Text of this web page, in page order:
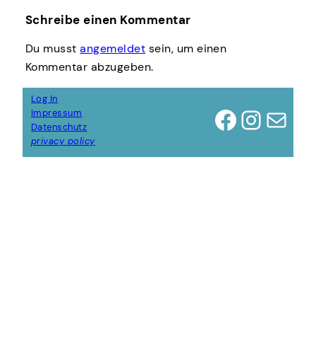
Schreibe einen Kommentar
Du musstangemeldet sein, um einen
Kommentar abzugeben.
Log In
Impressum
Datenschutz
privacy policy
Facebook InstagramE-Mail